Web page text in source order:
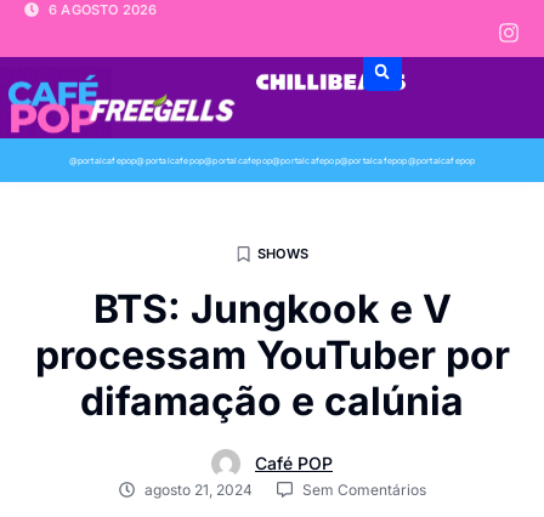
6 AGOSTO 2026
@portalcafepop@portalcafepop@portalcafepop@portalcafepop@portalcafepop@portalcafepop
SHOWS
BTS: Jungkook e V
processam YouTuber por
difamação e calúnia
Café POP
agosto 21, 2024 Sem Comentários